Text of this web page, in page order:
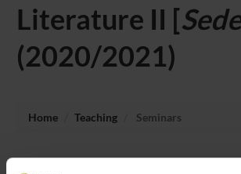
Literature II [
(2020/2021)
Home Teaching Seminars